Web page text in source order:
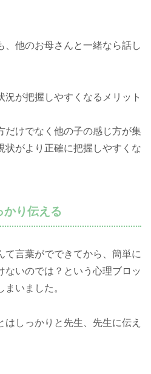
、他のお母さんと一緒なら話し
況が把握しやすくなるメリット
だけでなく他の子の感じ方が集
状がより正確に把握しやすくな
かり伝える
て言葉がでできてから、簡単に
ないのでは？という心理ブロッ
いました。
はしっかりと先生、先生に伝え